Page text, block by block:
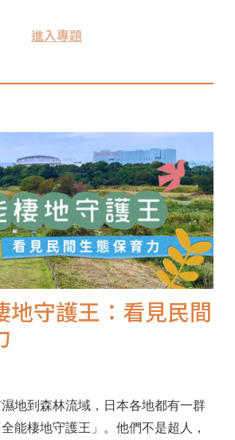
化保存的拉扯，但泰國選擇正面迎
永續觀光策略依然多頭馬車。泰國
什麼值得我們借鏡？ 環境資訊中心
吉島，參加GSTC2026全球永續旅
採訪，帶回國際最新的永續旅遊趨
反思台灣永續觀光發展的現況。 ※
局台北辦事處贊助部分經費，不影
進入專題
地守護王：看見民間
地到森林流域，日本各地都有一群
能棲地守護王」。他們不是超人，